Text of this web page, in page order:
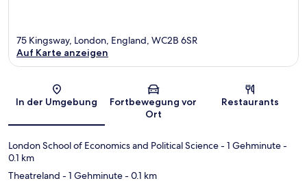
Karte
75 Kingsway, London, England, WC2B 6SR
Auf Karte anzeigen
In der Umgebung
Fortbewegung vor
Ort
Restaurants
London School of Economics and Political Science- 1 Gehminute-
0.1 km
Theatreland - 1 Gehminute- 0.1 km